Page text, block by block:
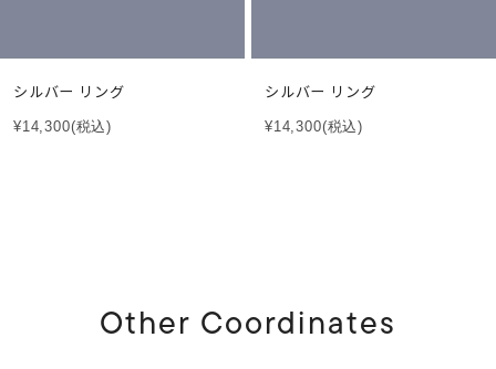
シルバー リング
¥14,300(税込)
シルバー リング
¥14,300(税込)
Other Coordinates